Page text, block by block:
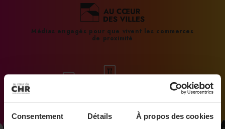
Consentement Détails À propos des cookies
31/07/2026
La Liste : La Réserve Paris de nouveau meilleur
maison de collectionneur
Médias engagés pour que vivent les commerces
de proximité